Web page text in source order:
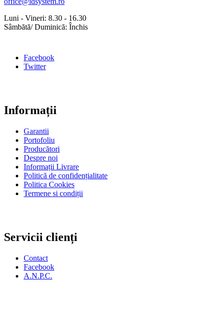
Luni - Vineri: 8.30 - 16.30
Sâmbătă/ Duminică: Închis
Facebook
Twitter
Informații
Garantii
Portofoliu
Producători
Despre noi
Informații Livrare
Politică de confidențialitate
Politica Cookies
Termene si condiții
Servicii clienți
Contact
Facebook
A.N.P.C.